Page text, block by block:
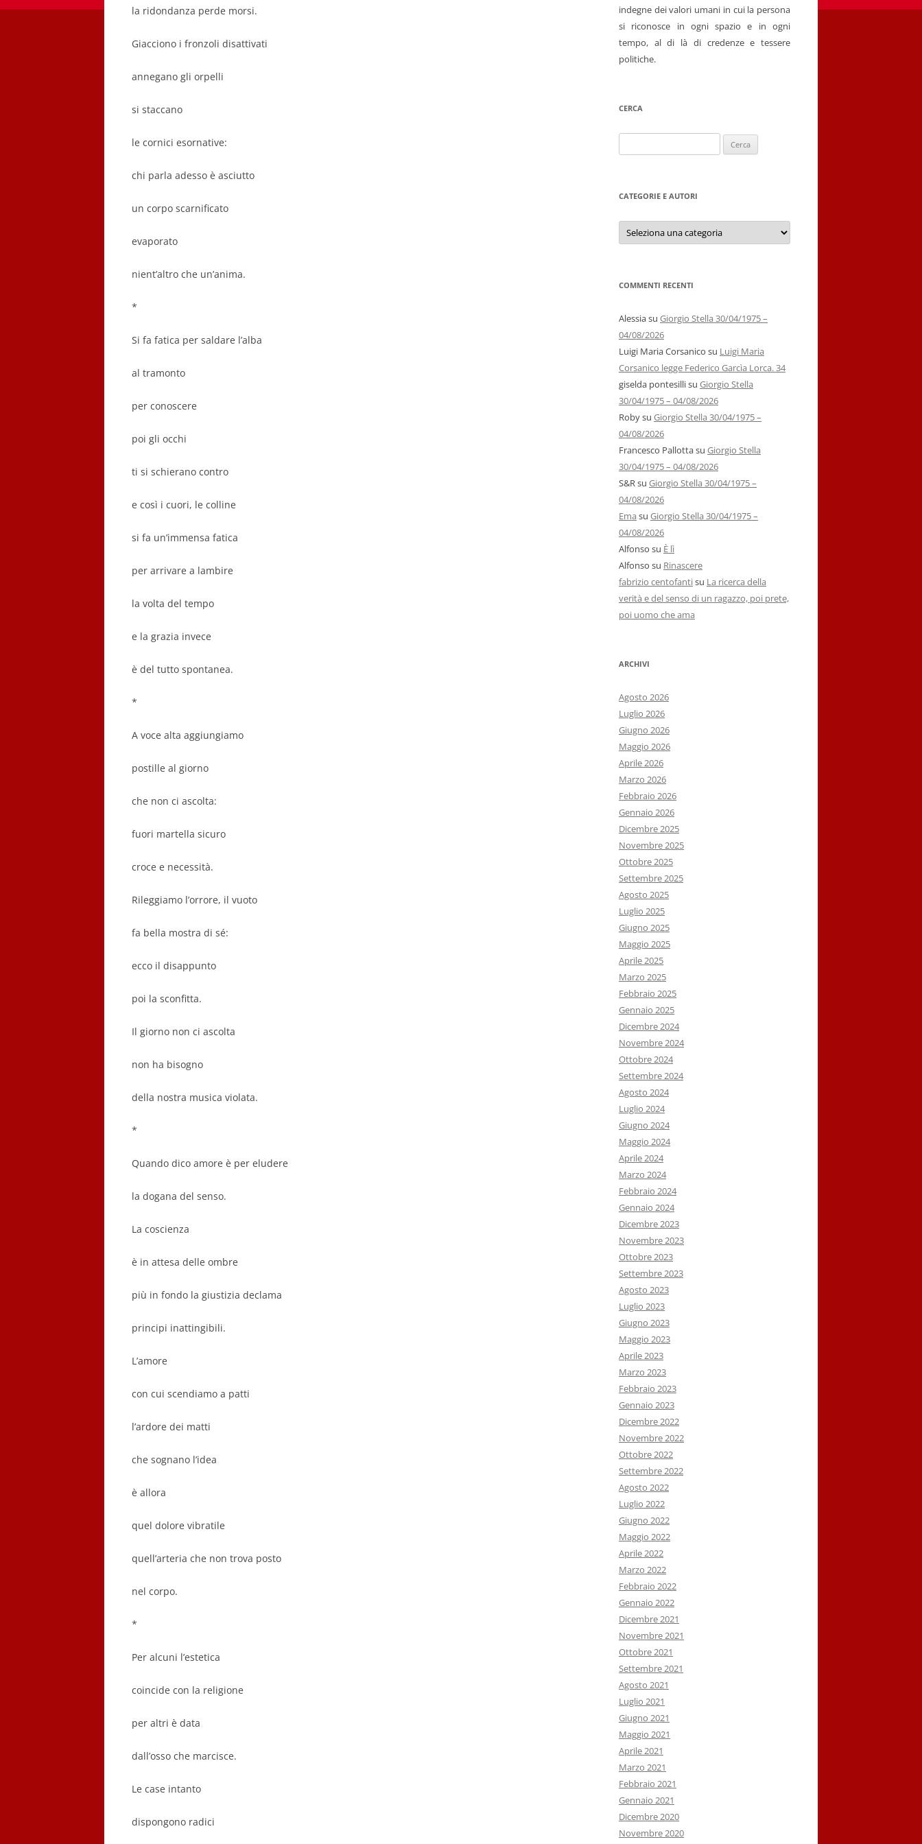
la ridondanza perde morsi.
Giacciono i fronzoli disattivati
annegano gli orpelli
si staccano
le cornici esornative:
chi parla adesso è asciutto
un corpo scarnificato
evaporato
nient’altro che un’anima.
*
Si fa fatica per saldare l’alba
al tramonto
per conoscere
poi gli occhi
ti si schierano contro
e così i cuori, le colline
si fa un’immensa fatica
per arrivare a lambire
la volta del tempo
e la grazia invece
è del tutto spontanea.
*
A voce alta aggiungiamo
postille al giorno
che non ci ascolta:
fuori martella sicuro
croce e necessità.
Rileggiamo l’orrore, il vuoto
fa bella mostra di sé:
ecco il disappunto
poi la sconfitta.
Il giorno non ci ascolta
non ha bisogno
della nostra musica violata.
*
Quando dico amore è per eludere
la dogana del senso.
La coscienza
è in attesa delle ombre
più in fondo la giustizia declama
principi inattingibili.
L’amore
con cui scendiamo a patti
l’ardore dei matti
che sognano l’idea
è allora
quel dolore vibratile
quell’arteria che non trova posto
nel corpo.
*
Per alcuni l’estetica
coincide con la religione
per altri è data
dall’osso che marcisce.
Le case intanto
dispongono radici
indegne dei valori umani in cui la persona
si riconosce in ogni spazio e in ogni
tempo, al di là di credenze e tessere
politiche.
CERCA
per:
CATEGORIE E AUTORI
Categorie
autori
COMMENTI RECENTI
Alessiasu Giorgio Stella 30/04/1975 –
04/08/2026
Luigi Maria Corsanico su Luigi Maria
Corsanico legge Federico Garcìa Lorca. 34
giselda pontesillisu Giorgio Stella
30/04/1975 – 04/08/2026
Robysu Giorgio Stella 30/04/1975 –
04/08/2026
Francesco Pallottasu Giorgio Stella
30/04/1975 – 04/08/2026
S&Rsu Giorgio Stella 30/04/1975 –
04/08/2026
Ema su Giorgio Stella 30/04/1975 –
04/08/2026
Alfonso su È lì
Alfonso su Rinascere
fabrizio centofantisu La ricerca della
verità e del senso di un ragazzo, poi prete,
poi uomo che ama
ARCHIVI
Agosto 2026
Luglio 2026
Giugno 2026
Maggio 2026
Aprile 2026
Marzo 2026
Febbraio 2026
Gennaio 2026
Dicembre 2025
Novembre 2025
Ottobre 2025
Settembre 2025
Agosto 2025
Luglio 2025
Giugno 2025
Maggio 2025
Aprile 2025
Marzo 2025
Febbraio 2025
Gennaio 2025
Dicembre 2024
Novembre 2024
Ottobre 2024
Settembre 2024
Agosto 2024
Luglio 2024
Giugno 2024
Maggio 2024
Aprile 2024
Marzo 2024
Febbraio 2024
Gennaio 2024
Dicembre 2023
Novembre 2023
Ottobre 2023
Settembre 2023
Agosto 2023
Luglio 2023
Giugno 2023
Maggio 2023
Aprile 2023
Marzo 2023
Febbraio 2023
Gennaio 2023
Dicembre 2022
Novembre 2022
Ottobre 2022
Settembre 2022
Agosto 2022
Luglio 2022
Giugno 2022
Maggio 2022
Aprile 2022
Marzo 2022
Febbraio 2022
Gennaio 2022
Dicembre 2021
Novembre 2021
Ottobre 2021
Settembre 2021
Agosto 2021
Luglio 2021
Giugno 2021
Maggio 2021
Aprile 2021
Marzo 2021
Febbraio 2021
Gennaio 2021
Dicembre 2020
Novembre 2020